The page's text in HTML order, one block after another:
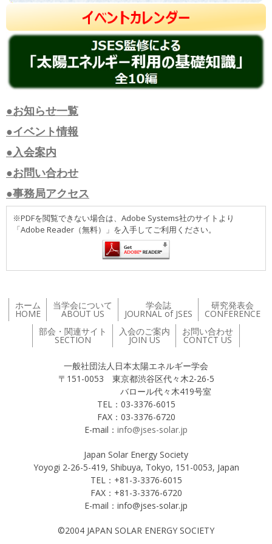
●お知らせ一覧
●イベント情報
●入会案内
●お問い合わせ
●事務局アクセス
※PDFを閲覧できない場合は、Adobe Systems社のサイトより
「Adobe Reader（無料）」を入手してご利用ください。
ホーム
HOME
当学会について
ABOUT US
学会誌
JOURNAL of JSES
研究発表会
CONFERENCE
部会・関連サイト
SECTION
入会のご案内
JOIN US
お問い合わせ
CONTCT US
一般社団法人日本太陽エネルギー学会
〒151-0053 東京都渋谷区代々木2-26-5
バロール代々木419号室
TEL：03-3376-6015
FAX：03-3376-6720
E-mail： info@jses-solar.jp
Japan Solar Energy Society
Yoyogi 2-26-5-419, Shibuya, Tokyo, 151-0053, Japan
TEL：+81-3-3376-6015
FAX：+81-3-3376-6720
E-mail：info@jses-solar.jp
©2004 JAPAN SOLAR ENERGY SOCIETY